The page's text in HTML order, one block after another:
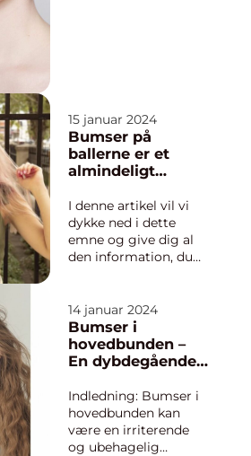
efterlade ar og
mærker på huden. I
denne artikel vil vi
udforske, hvad cyster
...
15 januar 2024
Bumser på
ballerne er et
almindeligt
kan påvirke
mange
mennesker
I denne artikel vil vi
dykke ned i dette
emne og give dig al
den information, du
irriterende tilstand.
Hvad er bumser på
ballerne? Bumser på
ballerne viser sig som
bump på huden, der
kan være smer...
14 januar 2024
Bumser i
hovedbunden –
En dybdegående
årsager,
behandling og
forebyggelse
Indledning: Bumser i
hovedbunden kan
være en irriterende
og ubehagelig